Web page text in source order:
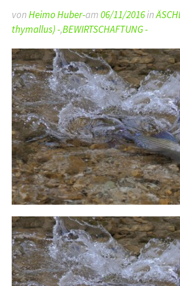
vonHeimo Huber-am06/11/2016in
thymallus) -,BEWIRTSCHAFTUNG -